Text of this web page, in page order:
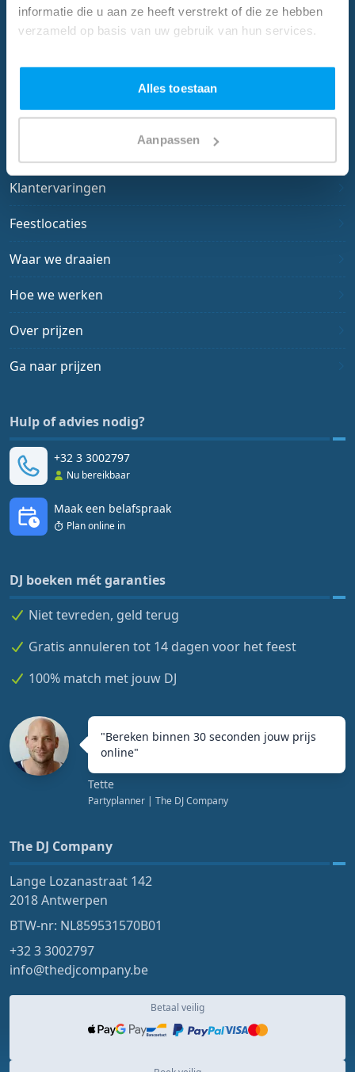
informatie die u aan ze heeft verstrekt of die ze hebben
verzameld op basis van uw gebruik van hun services.
Alles toestaan
Aanpassen
Home
Feest DJ
Klantervaringen
Feestlocaties
Waar we draaien
Hoe we werken
Over prijzen
Ga naar prijzen
Hulp of advies nodig?
+32 3 3002797
Nu bereikbaar
Maak een belafspraak
Plan online in
DJ boeken mét garanties
Niet tevreden, geld terug
Gratis annuleren tot 14 dagen voor het feest
100% match met jouw DJ
"Bereken binnen 30 seconden jouw prijs
online"
Tette
Partyplanner | The DJ Company
The DJ Company
Lange Lozanastraat 142
2018 Antwerpen
BTW-nr: NL859531570B01
+32 3 3002797
info@thedjcompany.be
Betaal veilig